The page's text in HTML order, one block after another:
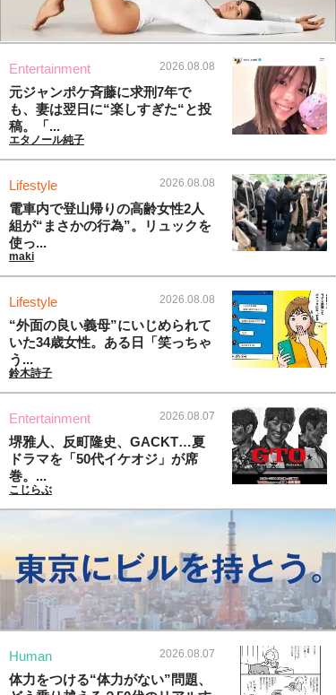
Entertainment 2026.08.08
元ジャンポケ斉藤に求刑7年で
も、妻は翌日に“楽しすぎた“と投
稿。「...
エタノール純子
Lifestyle 2026.08.08
電車内で登山帰りの高齢女性2人
組が“まさかの行為”。リュックを
使っ...
maki
Lifestyle 2026.08.08
“外面の良い義母”にいじめられて
いた34歳女性。ある日「笑っちゃ
う...
鈴木詩子
Entertainment 2026.08.07
堺雅人、反町隆史、GACKT…夏
ドラマを「50代イケオジ」が席
巻。...
こじらぶ
Human 2026.08.07
体力をつける“体力がない”問題、